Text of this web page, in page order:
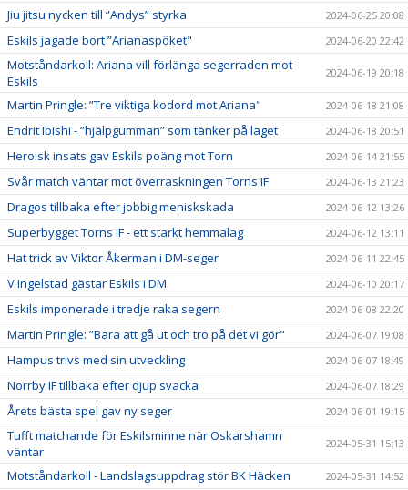
Jiu jitsu nycken till ”Andys” styrka 2024-06-25 20:08
Eskils jagade bort ”Arianaspöket" 2024-06-20 22:42
Motståndarkoll: Ariana vill förlänga segerraden mot
Eskils
2024-06-19 20:18
Martin Pringle: ”Tre viktiga kodord mot Ariana" 2024-06-18 21:08
Endrit Ibishi - ”hjälpgumman” som tänker på laget 2024-06-18 20:51
Heroisk insats gav Eskils poäng mot Torn 2024-06-14 21:55
Svår match väntar mot överraskningen Torns IF 2024-06-13 21:23
Dragos tillbaka efter jobbig meniskskada 2024-06-12 13:26
Superbygget Torns IF - ett starkt hemmalag 2024-06-12 13:11
Hat trick av Viktor Åkerman i DM-seger 2024-06-11 22:45
V Ingelstad gästar Eskils i DM 2024-06-10 20:17
Eskils imponerade i tredje raka segern 2024-06-08 22:20
Martin Pringle: ”Bara att gå ut och tro på det vi gör" 2024-06-07 19:08
Hampus trivs med sin utveckling 2024-06-07 18:49
Norrby IF tillbaka efter djup svacka 2024-06-07 18:29
Årets bästa spel gav ny seger 2024-06-01 19:15
Tufft matchande för Eskilsminne när Oskarshamn
väntar
2024-05-31 15:13
Motståndarkoll - Landslagsuppdrag stör BK Häcken 2024-05-31 14:52